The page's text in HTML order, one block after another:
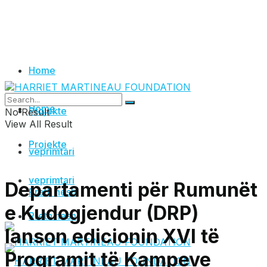
Home
Projekte
veprimtari
Rreth nesh
Home
Projekte
veprimtari
Rreth nesh
No Result
View All Result
Departamenti për Rumunët
e Kudogjendur (DRP)
lanson edicionin XVI të
Programit të Kampeve